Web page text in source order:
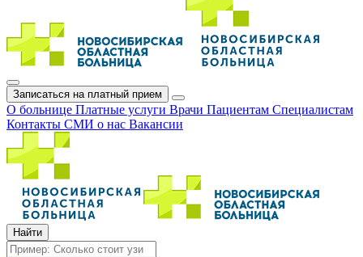
Записаться на платный прием
О больнице Платные услуги Врачи Пациентам Специалистам
Контакты СМИ о нас Вакансии